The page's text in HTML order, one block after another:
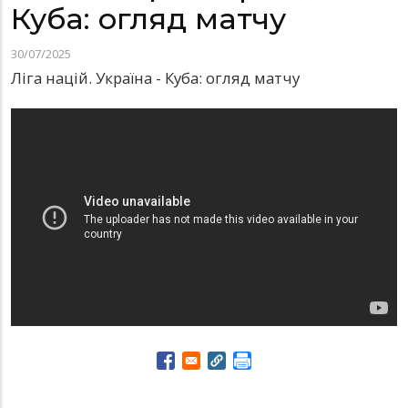
Куба: огляд матчу
30/07/2025
Ліга націй. Україна - Куба: огляд матчу